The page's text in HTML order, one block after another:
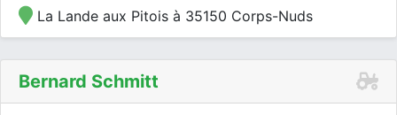
La Lande aux Pitois à 35150 Corps-Nuds
Bernard Schmitt